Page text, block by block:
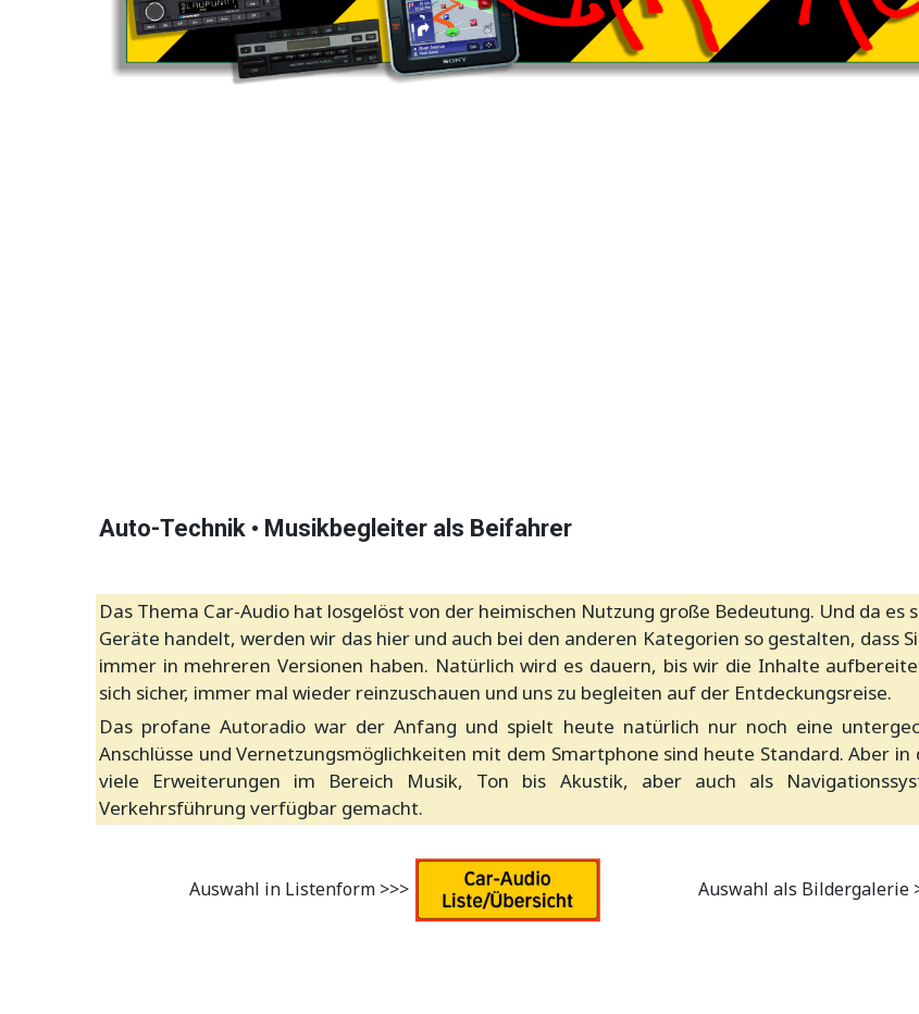
Auto-Technik • Musikbegleiter als Beifahrer
Das Thema Car-Audio hat losgelöst von der heimischen Nutzung große Bedeutung. Und da es
Geräte handelt, werden wir das hier und auch bei den anderen Kategorien so gestalten, dass
immer in mehreren Versionen haben. Natürlich wird es dauern, bis wir die Inhalte
sich sicher, immer mal wieder reinzuschauen und uns zu begleiten auf der Entdeckungsreise.
Das profane Autoradio war der Anfang und spielt heute natürlich nur noch eine
Anschlüsse und Vernetzungsmöglichkeiten mit dem Smartphone sind heute Standard. Aber in
viele Erweiterungen im Bereich Musik, Ton bis Akustik, aber auch als
Verkehrsführung verfügbar gemacht.
Auswahl in Listenform >>> Auswahl als Bildergalerie